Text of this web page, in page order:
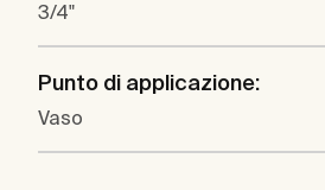
3/4"
Punto di applicazione:
Vaso